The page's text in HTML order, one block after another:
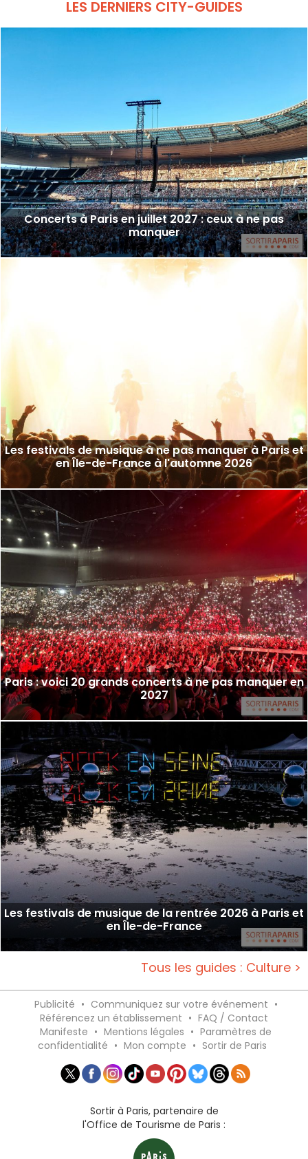
LES DERNIERS CITY-GUIDES
Concerts à Paris en juillet 2027 : ceux à ne pas
manquer
Les festivals de musique à ne pas manquer à Paris et
en Île-de-France à l'automne 2026
Paris : voici 20 grands concerts à ne pas manquer en
2027
Les festivals de musique de la rentrée 2026 à Paris et
en Île-de-France
Tous les guides : Culture >
Publicité • Communiquez sur votre événement •
Référencez un établissement • FAQ / Contact
Manifeste • Mentions légales • Paramètres de
confidentialité • Mon compte • Sortir de Paris
Sortir à Paris, partenaire de
l'Office de Tourisme de Paris :